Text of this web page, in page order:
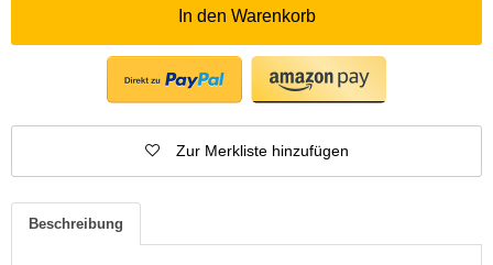
In den Warenkorb
Zur Merkliste hinzufügen
Beschreibung